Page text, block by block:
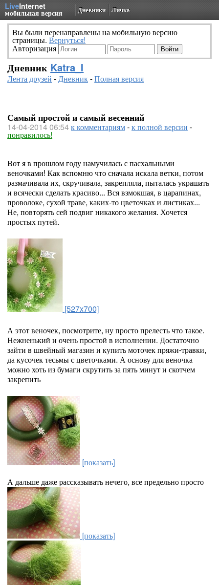
LiveInternet
мобильная версия Дневники Личка
Вы были перенаправлены на мобильную версию
страницы. Вернуться!
Авторизация
Дневник Katra_I
Лента друзей -Дневник-Полная версия
Самый простой и самый весенний
14-04-2014 06:54к комментариям-к полной версии -
понравилось!
Вот я в прошлом году намучилась с пасхальными
веночками! Как вспомню что сначала искала ветки, потом
размачивала их, скручивала, закрепляла, пыталась украшать
и всячески сделать красиво... Вся взмокшая, в царапинах,
проволоке, сухой траве, каких-то цветочках и листиках...
Не, повторять сей подвиг никакого желания. Хочется
простых путей.
[527x700]
А этот веночек, посмотрите, ну просто прелесть что такое.
Нежненький и очень простой в исполнении. Достаточно
зайти в швейный магазин и купить моточек пряжи-травки,
да кусочек тесьмы с цветочками. А основу для веночка
можно хоть из бумаги скрутить за пять минут и скотчем
закрепить
[показать]
А дальше даже рассказывать нечего, все предельно просто
[показать]